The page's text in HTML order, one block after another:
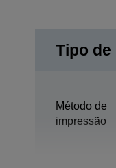
Tipo de
Método de
impressão